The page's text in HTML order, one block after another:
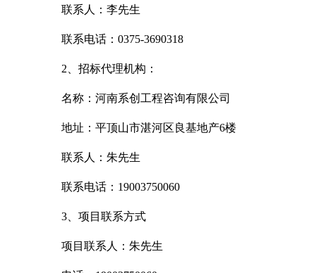
联系人：李先生
联系电话： 0375-3690318
2 、招标代理机构：
名称：河南系创工程咨询有限公司
地址：平顶山市湛河区良基地产6楼
联系人：朱先生
联系电话： 19003750060
3 、项目联系方式
项目联系人：朱先生